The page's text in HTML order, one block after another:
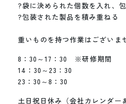
?袋に決められた個数を入れ、
?包装された製品を積み重ねる
重いものを持つ作業はございま
8：30～17：30　※研修期間
14：30～23：30
23：30～8：30
土日祝日休み（会社カレンダー